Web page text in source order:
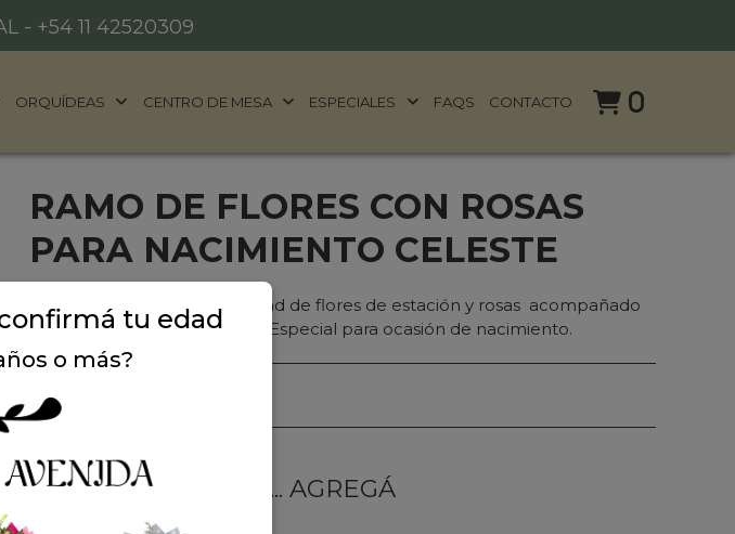
- +54 11 42520309
ORQUÍDEAS CENTRO DE MESA ESPECIALES FAQS CONTACTO 0
RAMO DE FLORES CON ROSAS
PARA NACIMIENTO CELESTE
Ramo Americano con variedad de flores de estación y rosas acompañado
de escarpines y globo mylar. Especial para ocasión de nacimiento.
Sin Stock
HACELO ESPECIAL... AGREGÁ
tu edad
o más?